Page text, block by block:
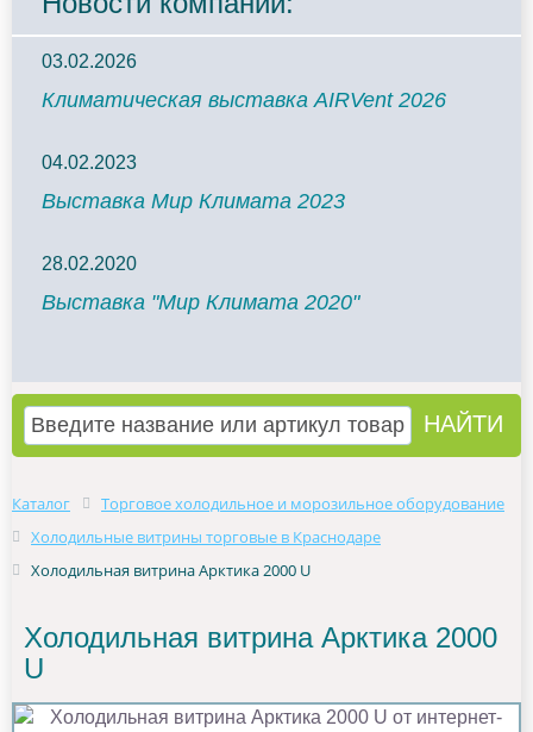
03.02.2026
Климатическая выставка AIRVent 2026
04.02.2023
Выставка Мир Климата 2023
28.02.2020
Выставка "Мир Климата 2020"
Каталог
Торговое холодильное и морозильное оборудование
Холодильные витрины торговые в Краснодаре
Холодильная витрина Арктика 2000 U
Холодильная витрина Арктика 2000
U